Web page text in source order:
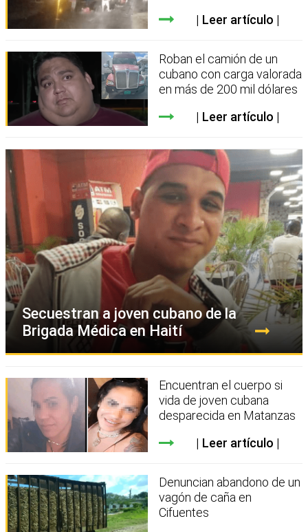
Leer artículo
Roban el camión de un
cubano con carga valorada
en más de 200 mil dólares
Leer artículo
Secuestran a joven cubano de la
Brigada Médica en Haití
Encuentran el cuerpo si
vida de joven cubana
desparecida en Matanzas
Leer artículo
Denuncian abandono de un
vagón de caña en
Cifuentes